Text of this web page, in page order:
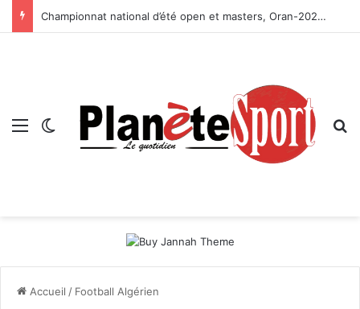
Championnat national d’été open et masters, Oran-2026 — Le CRB s’adjuge le titre
Menu Switch skin
Accueil / Football Algérien